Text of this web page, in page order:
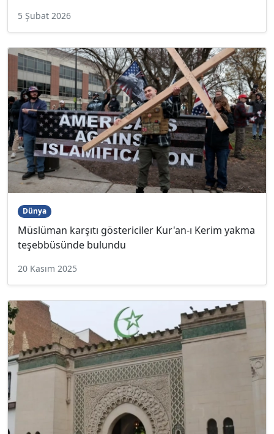
5 Şubat 2026
Dünya
Müslüman karşıtı göstericiler Kur'an-ı Kerim yakma
teşebbüsünde bulundu
20 Kasım 2025